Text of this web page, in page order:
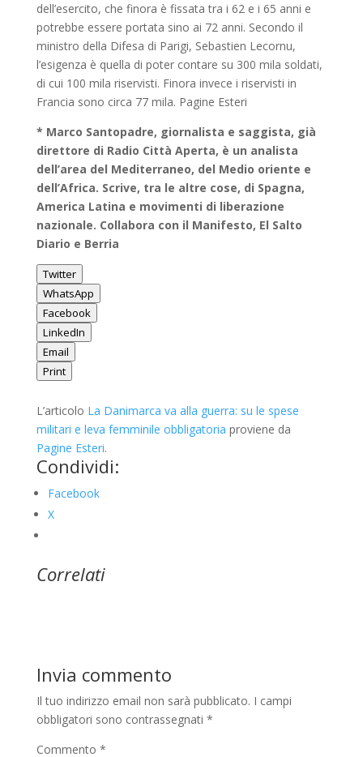
dell’esercito, che finora è fissata tra i 62 e i 65 anni e
potrebbe essere portata sino ai 72 anni. Secondo il
ministro della Difesa di Parigi, Sebastien Lecornu,
l’esigenza è quella di poter contare su 300 mila soldati,
di cui 100 mila riservisti. Finora invece i riservisti in
Francia sono circa 77 mila. Pagine Esteri
* Marco Santopadre, giornalista e saggista, già
direttore di Radio Città Aperta, è un analista
dell’area del Mediterraneo, del Medio oriente e
dell’Africa. Scrive, tra le altre cose, di Spagna,
America Latina e movimenti di liberazione
nazionale. Collabora con il Manifesto, El Salto
Diario e Berria
Twitter
WhatsApp
Facebook
LinkedIn
Email
Print
L’articolo La Danimarca va alla guerra: su le spese
militari e leva femminile obbligatoria proviene da
Pagine Esteri.
Condividi:
Facebook
X
Correlati
Invia commento
Il tuo indirizzo email non sarà pubblicato. I campi
obbligatori sono contrassegnati *
Commento *